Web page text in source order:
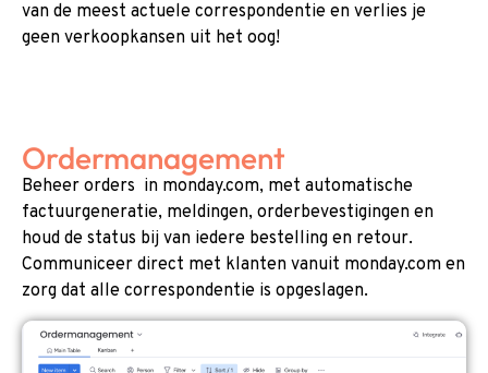
van de meest actuele correspondentie en verlies je
geen verkoopkansen uit het oog!
Ordermanagement
Beheer orders in monday.com, met automatische
factuurgeneratie, meldingen, orderbevestigingen en
houd de status bij van iedere bestelling en retour.
Communiceer direct met klanten vanuit monday.com en
zorg dat alle correspondentie is opgeslagen.